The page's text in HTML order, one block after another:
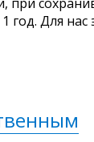
год. Для нас